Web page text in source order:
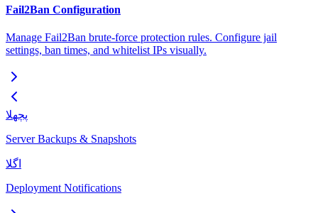
Fail2Ban Configuration
Manage Fail2Ban brute-force protection rules. Configure jail
settings, ban times, and whitelist IPs visually.
پچھلا
Server Backups & Snapshots
اگلا
Deployment Notifications